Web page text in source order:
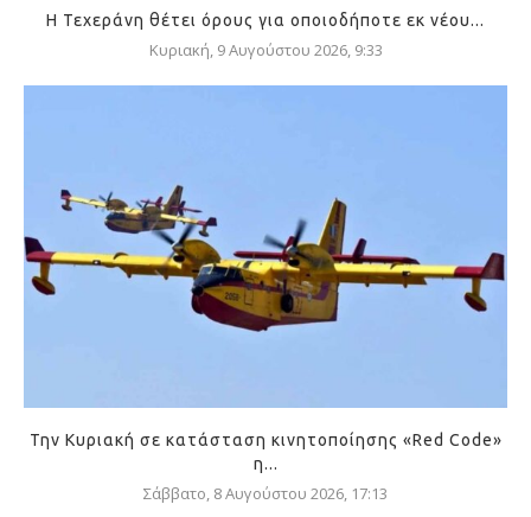
Η Τεχεράνη θέτει όρους για οποιοδήποτε εκ νέου...
Κυριακή, 9 Αυγούστου 2026, 9:33
Την Κυριακή σε κατάσταση κινητοποίησης «Red Code»
η...
Σάββατο, 8 Αυγούστου 2026, 17:13